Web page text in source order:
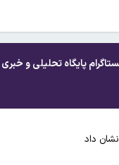
پایگاه تحلیلی و خبری
داد